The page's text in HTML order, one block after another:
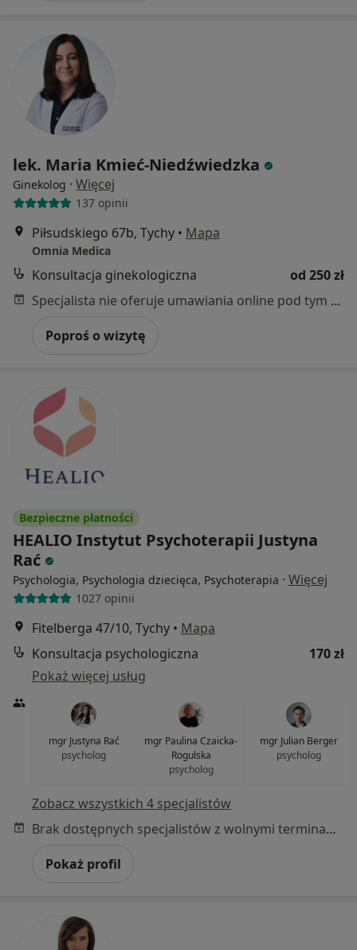
lek. Maria Kmieć-Niedźwiedzka
Ginekolog · Więcej
137 opinii
Piłsudskiego 67b, Tychy • Mapa
Omnia Medica
Konsultacja ginekologiczna
od 250 zł
Specjalista nie oferuje umawiania online pod tym adresem.
Poproś o wizytę
Bezpieczne płatności
HEALIO Instytut Psychoterapii Justyna
Rać
Psychologia, Psychologia dziecięca, Psychoterapia · Więcej
1027 opinii
Fitelberga 47/10, Tychy • Mapa
Konsultacja psychologiczna
170 zł
Pokaż więcej usług
mgr Justyna Rać
psycholog
mgr Paulina Czaicka-
Rogulska
psycholog
mgr Julian Berger
psycholog
Zobacz wszystkich 4 specjalistów
Brak dostępnych specjalistów z wolnymi terminami w tym centrum medycznym.
Pokaż profil